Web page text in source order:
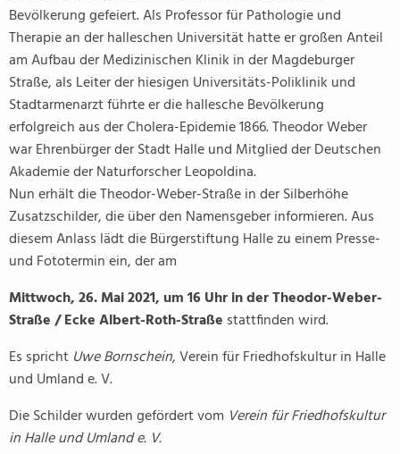
Bevölkerung gefeiert. Als Professor für Pathologie und
Therapie an der halleschen Universität hatte er großen Anteil
am Aufbau der Medizinischen Klinik in der Magdeburger
Straße, als Leiter der hiesigen Universitäts-Poliklinik und
Stadtarmenarzt führte er die hallesche Bevölkerung
erfolgreich aus der Cholera-Epidemie 1866. Theodor Weber
war Ehrenbürger der Stadt Halle und Mitglied der Deutschen
Akademie der Naturforscher Leopoldina.
Nun erhält die Theodor-Weber-Straße in der Silberhöhe
Zusatzschilder, die über den Namensgeber informieren. Aus
diesem Anlass lädt die Bürgerstiftung Halle zu einem Presse-
und Fototermin ein, der am
Mittwoch, 26. Mai 2021, um 16 Uhr in der Theodor-Weber-
Straße / Ecke Albert-Roth-Straße stattfinden wird.
Es spricht Uwe Bornschein, Verein für Friedhofskultur in Halle
und Umland e. V.
Die Schilder wurden gefördert vom Verein für Friedhofskultur
in Halle und Umland e. V.